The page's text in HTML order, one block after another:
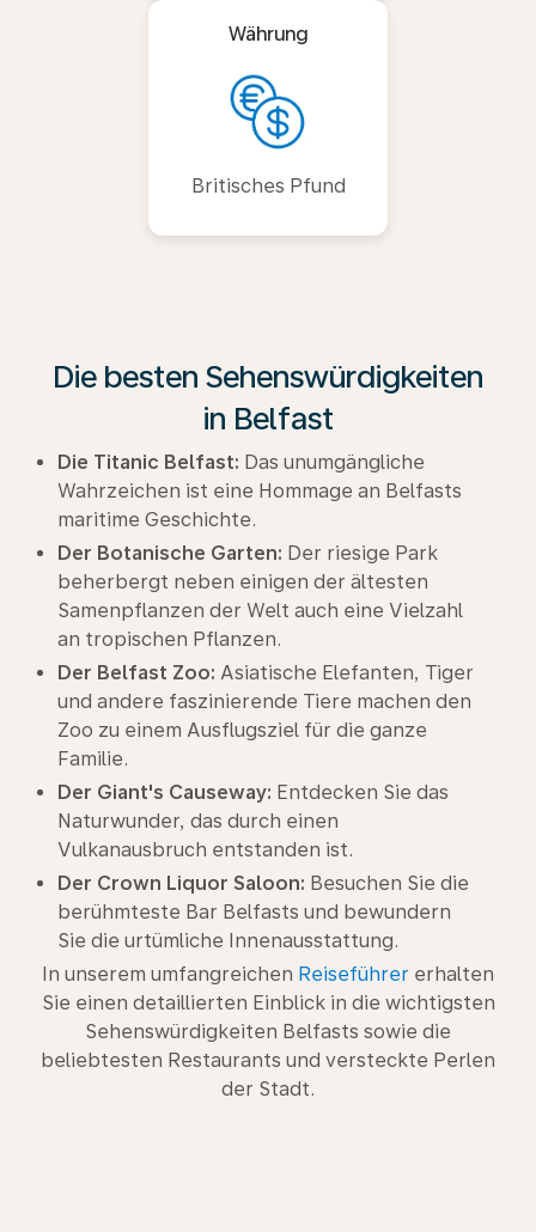
Währung
Britisches Pfund
Die besten Sehenswürdigkeiten
in Belfast
Die Titanic Belfast: Das unumgängliche
Wahrzeichen ist eine Hommage an Belfasts
maritime Geschichte.
Der Botanische Garten: Der riesige Park
beherbergt neben einigen der ältesten
Samenpflanzen der Welt auch eine Vielzahl
an tropischen Pflanzen.
Der Belfast Zoo: Asiatische Elefanten, Tiger
und andere faszinierende Tiere machen den
Zoo zu einem Ausflugsziel für die ganze
Familie.
Der Giant's Causeway: Entdecken Sie das
Naturwunder, das durch einen
Vulkanausbruch entstanden ist.
Der Crown Liquor Saloon: Besuchen Sie die
berühmteste Bar Belfasts und bewundern
Sie die urtümliche Innenausstattung.
In unserem umfangreichen Reiseführer erhalten
Sie einen detaillierten Einblick in die wichtigsten
Sehenswürdigkeiten Belfasts sowie die
beliebtesten Restaurants und versteckte Perlen
der Stadt.